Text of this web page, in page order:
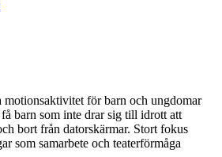
motionsaktivitet för barn och ungdomar
barn som inte drar sig till idrott att
bort från datorskärmar. Stort fokus
som samarbete och teaterförmåga